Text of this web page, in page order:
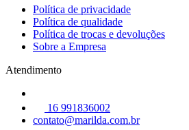
Política de privacidade
Política de qualidade
Política de trocas e devoluções
Sobre a Empresa
Atendimento
16 991836002
contato@marilda.com.br